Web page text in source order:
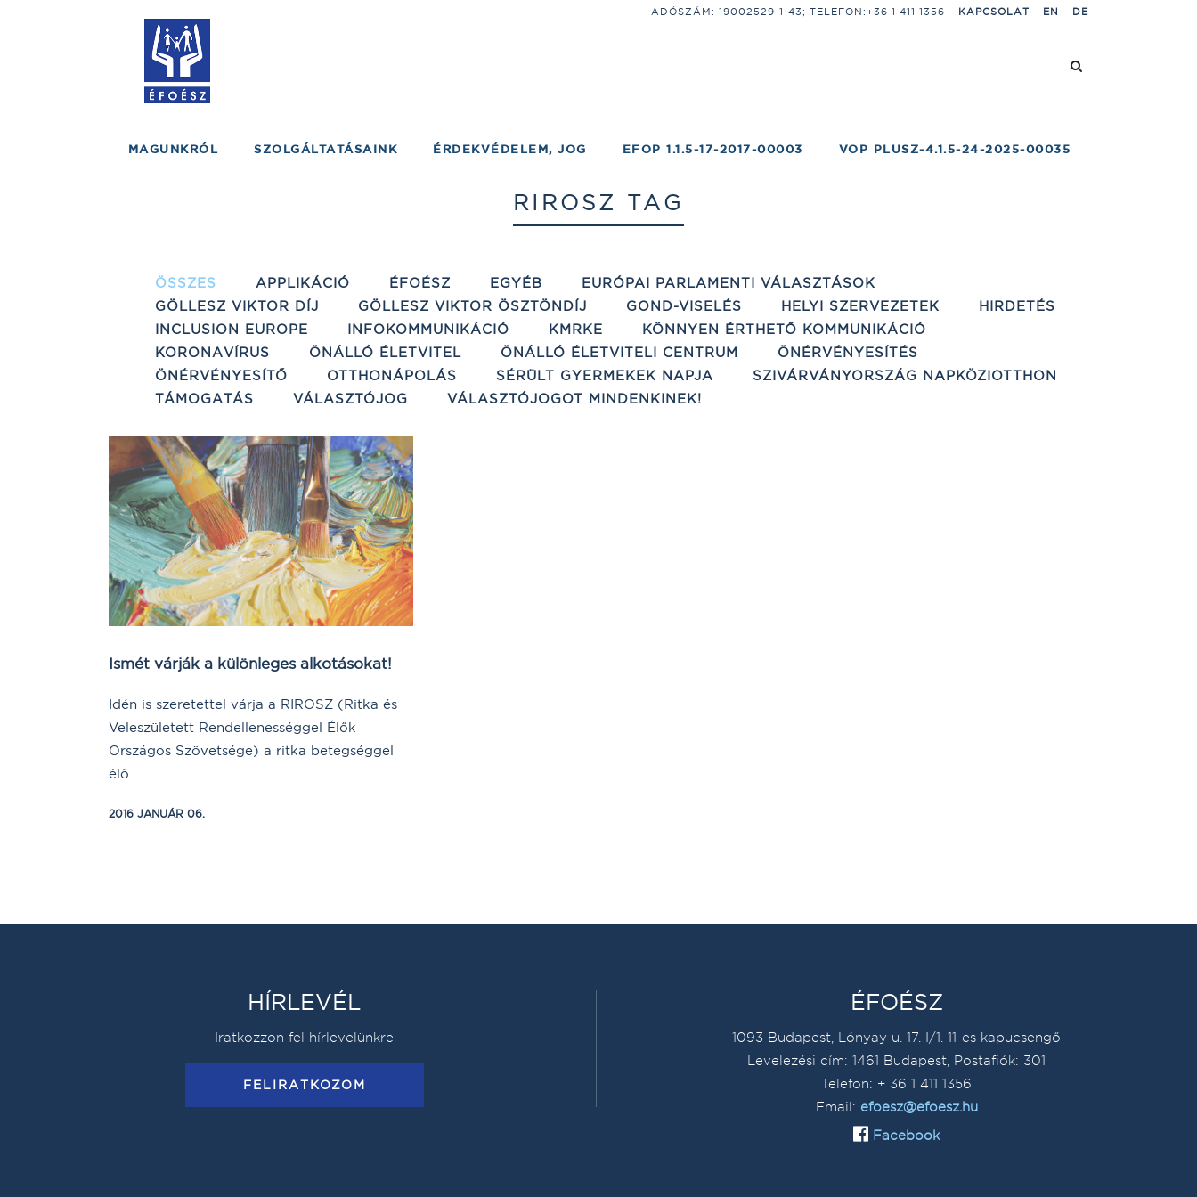
ADÓSZÁM: 19002529-1-43; TELEFON:+36 1 411 1356 KAPCSOLAT EN DE
MAGUNKRÓL SZOLGÁLTATÁSAINK ÉRDEKVÉDELEM, JOG EFOP 1.1.5-17-2017-00003 VOP PLUSZ-4.1.5-24-2025-00035
RIROSZ TAG
ÖSSZES APPLIKÁCIÓ ÉFOÉSZ EGYÉB
EURÓPAI PARLAMENTI VÁLASZTÁSOK
GÖLLESZ VIKTOR DÍJ
GÖLLESZ VIKTOR ÖSZTÖNDÍJ GOND-VISELÉS HELYI SZERVEZETEK
HIRDETÉS
INCLUSION EUROPE
INFOKOMMUNIKÁCIÓ KMRKE
KÖNNYEN ÉRTHETŐ KOMMUNIKÁCIÓ
KORONAVÍRUS
ÖNÁLLÓ ÉLETVITEL ÖNÁLLÓ ÉLETVITELI CENTRUM
ÖNÉRVÉNYESÍTÉS
ÖNÉRVÉNYESÍTŐ
OTTHONÁPOLÁS SÉRÜLT GYERMEKEK NAPJA
SZIVÁRVÁNYORSZÁG NAPKÖZIOTTHON
TÁMOGATÁS
VÁLASZTÓJOG VÁLASZTÓJOGOT MINDENKINEK!
Ismét várják a különleges alkotásokat!
Idén is szeretettel várja a RIROSZ (Ritka és
Veleszületett Rendellenességgel Élők
Országos Szövetsége) a ritka betegséggel
élő...
2016 JANUÁR 06.
HÍRLEVÉL
Iratkozzon fel hírlevelünkre
FELIRATKOZOM
ÉFOÉSZ
1093 Budapest, Lónyay u. 17. I/1. 11-es kapucsengő
Levelezési cím: 1461 Budapest, Postafiók: 301
Telefon: + 36 1 411 1356
Email: efoesz@efoesz.hu
Facebook